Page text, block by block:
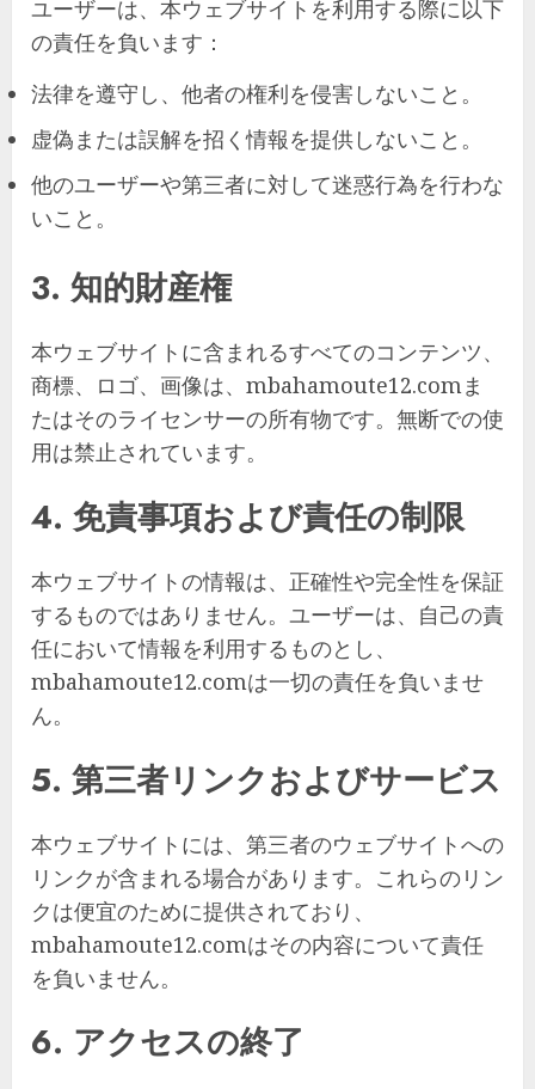
ユーザーは、本ウェブサイトを利用する際に以下
の責任を負います：
法律を遵守し、他者の権利を侵害しないこと。
虚偽または誤解を招く情報を提供しないこと。
他のユーザーや第三者に対して迷惑行為を行わな
いこと。
3. 知的財産権
本ウェブサイトに含まれるすべてのコンテンツ、
商標、ロゴ、画像は、mbahamoute12.comま
たはそのライセンサーの所有物です。無断での使
用は禁止されています。
4. 免責事項および責任の制限
本ウェブサイトの情報は、正確性や完全性を保証
するものではありません。ユーザーは、自己の責
任において情報を利用するものとし、
mbahamoute12.comは一切の責任を負いませ
ん。
5. 第三者リンクおよびサービス
本ウェブサイトには、第三者のウェブサイトへの
リンクが含まれる場合があります。これらのリン
クは便宜のために提供されており、
mbahamoute12.comはその内容について責任
を負いません。
6. アクセスの終了